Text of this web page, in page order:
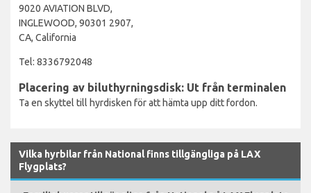
9020 AVIATION BLVD,
INGLEWOOD, 90301 2907,
CA, California
Tel: 8336792048
Placering av biluthyrningsdisk: Ut från terminalen
Ta en skyttel till hyrdisken för att hämta upp ditt fordon.
Vilka hyrbilar från National finns tillgängliga på LAX
Flygplats?